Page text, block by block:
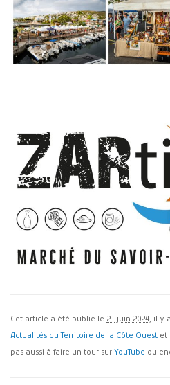
Cet article a été publié le 21 juin 2024, il y
Actualités du Territoire de la Côte Ouest et
pas aussi à faire un tour sur YouTube ou